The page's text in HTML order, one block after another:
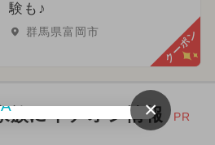
験も♪
群馬県富岡市 クーポン
族にイチオシ情報 PR
×